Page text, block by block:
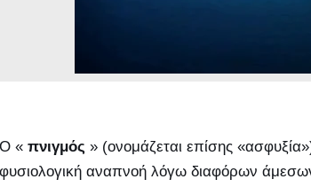
Ο « πνιγμός » (ονομάζεται επίσης
φυσιολογική αναπνοή λόγω διαφόρων